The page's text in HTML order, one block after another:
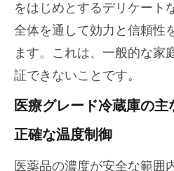
をはじめとするデリケート
全体を通して効力と信頼性
ます。これは、一般的な家
証できないことです。
医療グレード冷蔵庫の主
正確な温度制御
医薬品の濃度が安全な範囲